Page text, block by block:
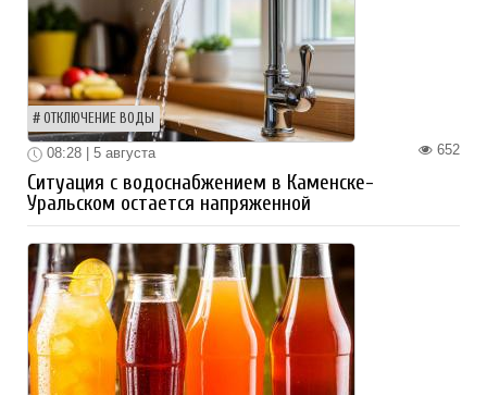
ОТКЛЮЧЕНИЕ ВОДЫ
652
08:28 | 5 августа
Ситуация с водоснабжением в Каменске-
Уральском остается напряженной